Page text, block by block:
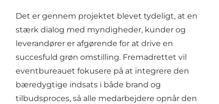
Det er gennem projektet blevet tydeligt, at en
stærk dialog med myndigheder, kunder og
leverandører er afgørende for at drive en
succesfuld grøn omstilling. Fremadrettet vil
eventbureauet fokusere på at integrere den
bæredygtige indsats i både brand og
tilbudsproces, så alle medarbejdere opnår den